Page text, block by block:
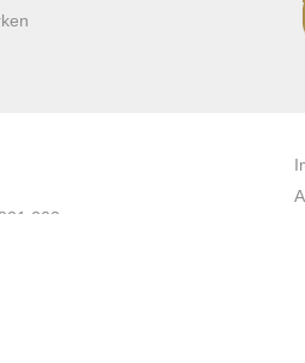
223